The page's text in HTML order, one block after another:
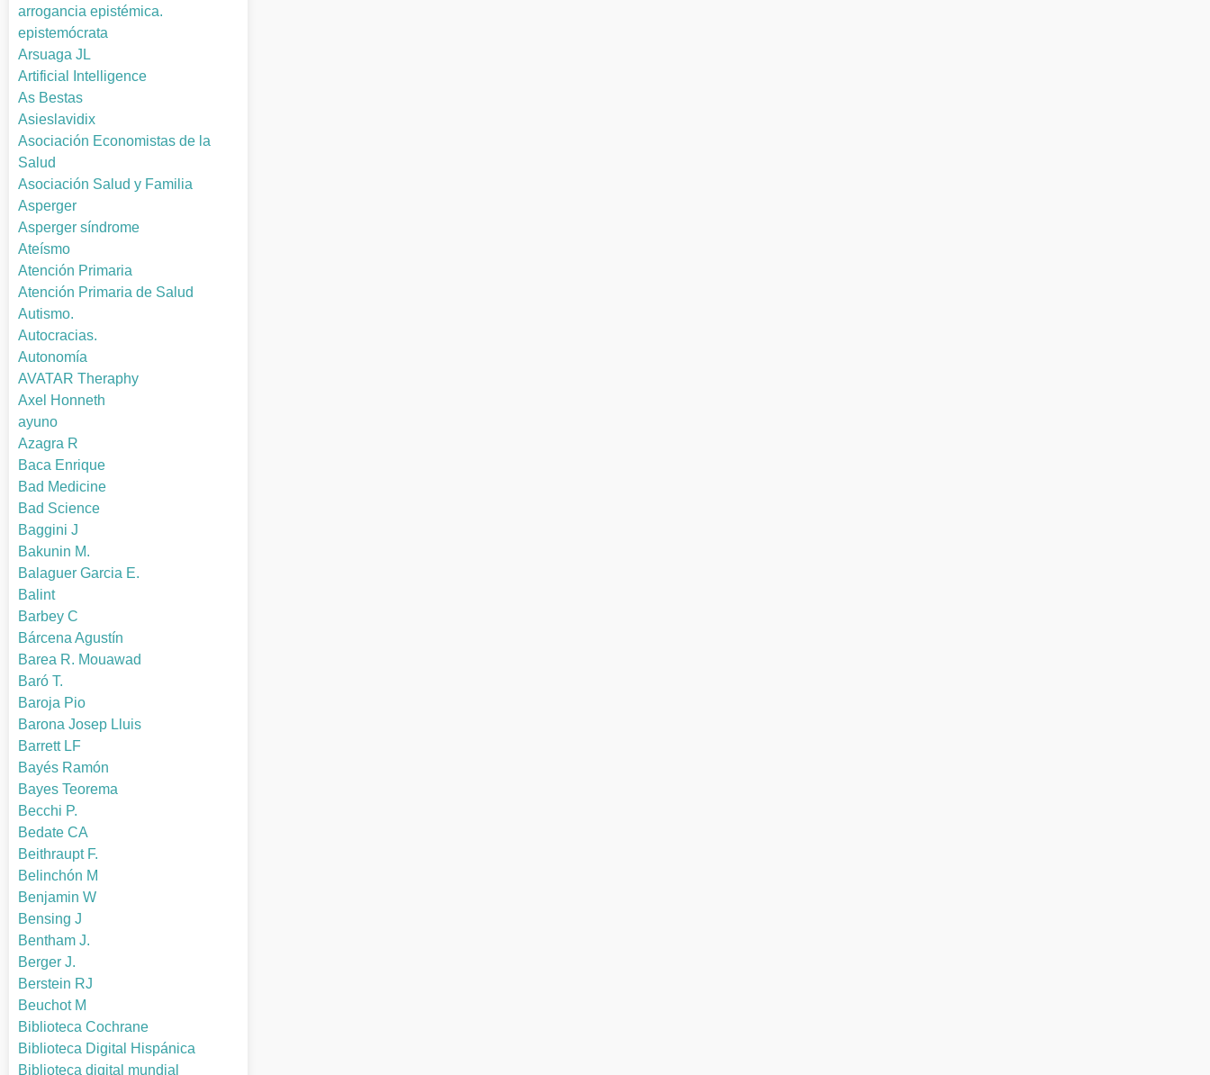
arrogancia epistémica.
epistemócrata
Arsuaga JL
Artificial Intelligence
As Bestas
Asieslavidix
Asociación Economistas de la
Salud
Asociación Salud y Familia
Asperger
Asperger síndrome
Ateísmo
Atención Primaria
Atención Primaria de Salud
Autismo.
Autocracias.
Autonomía
AVATAR Theraphy
Axel Honneth
ayuno
Azagra R
Baca Enrique
Bad Medicine
Bad Science
Baggini J
Bakunin M.
Balaguer Garcia E.
Balint
Barbey C
Bárcena Agustín
Barea R. Mouawad
Baró T.
Baroja Pio
Barona Josep Lluis
Barrett LF
Bayés Ramón
Bayes Teorema
Becchi P.
Bedate CA
Beithraupt F.
Belinchón M
Benjamin W
Bensing J
Bentham J.
Berger J.
Berstein RJ
Beuchot M
Biblioteca Cochrane
Biblioteca Digital Hispánica
Biblioteca digital mundial